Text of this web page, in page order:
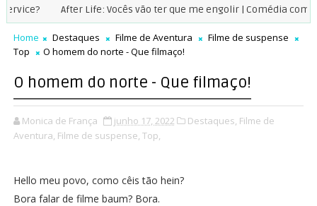
After Life: Vocês vão ter que me engolir | Comédia com tom de
Home Destaques Filme de Aventura
Filme de suspense
Top
O homem do norte - Que filmaço!
O homem do norte - Que filmaço!
Monica de França junho 17, 2022 Destaques, Filme de
Aventura, Filme de suspense, Top,
Hello meu povo, como cêis tão hein?
Bora falar de filme baum? Bora.